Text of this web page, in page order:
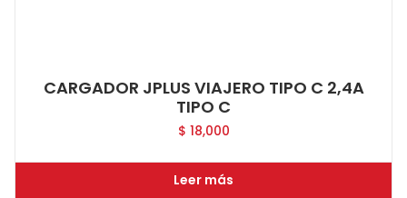
CARGADOR JPLUS VIAJERO TIPO C 2,4A
TIPO C
$ 18,000
Leer más